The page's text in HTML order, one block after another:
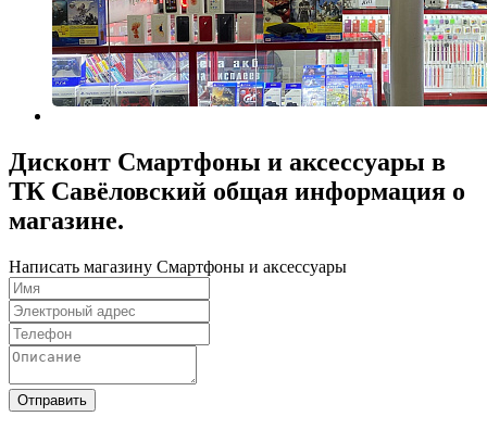
Дисконт Смартфоны и аксессуары в
ТК Савёловский общая информация о
магазине.
Написать магазину Смартфоны и аксессуары